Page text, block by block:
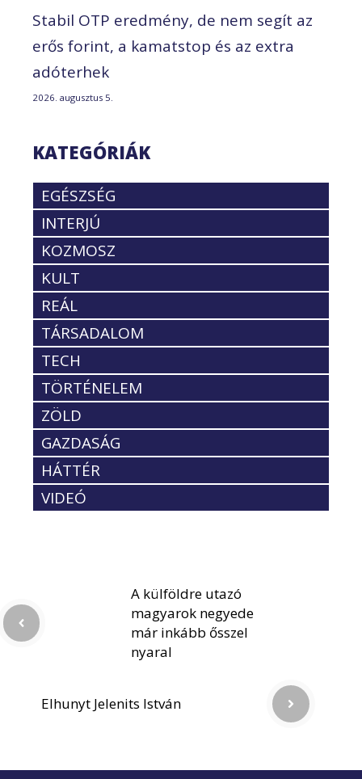
Stabil OTP eredmény, de nem segít az
erős forint, a kamatstop és az extra
adóterhek
2026. augusztus 5.
KATEGÓRIÁK
EGÉSZSÉG
INTERJÚ
KOZMOSZ
KULT
REÁL
TÁRSADALOM
TECH
TÖRTÉNELEM
ZÖLD
GAZDASÁG
HÁTTÉR
VIDEÓ
A külföldre utazó
magyarok negyede
már inkább ősszel
nyaral
Elhunyt Jelenits István